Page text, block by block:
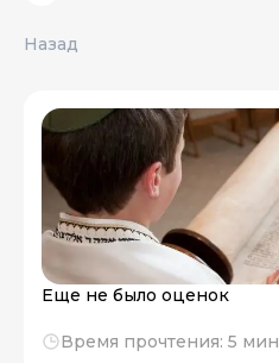
Назад
Еще не было оценок
Время прочтения: 5 мин